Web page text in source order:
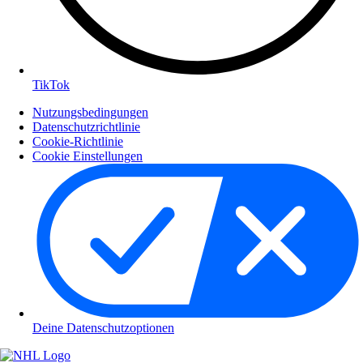
TikTok
Nutzungsbedingungen
Datenschutzrichtlinie
Cookie-Richtlinie
Cookie Einstellungen
Deine Datenschutzoptionen